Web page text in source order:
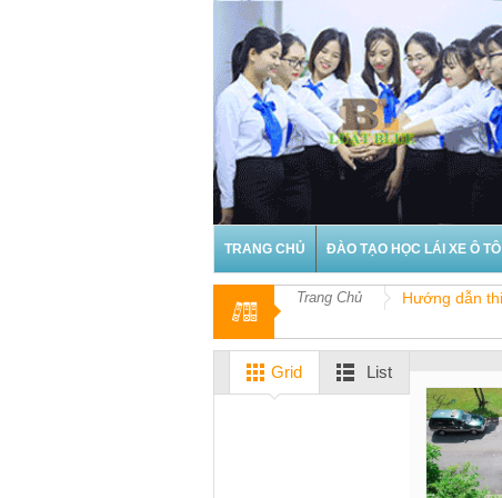
TRANG CHỦ ĐÀO TẠO HỌC LÁI XE Ô TÔ
Trang Chủ Hướng dẫn
Grid List